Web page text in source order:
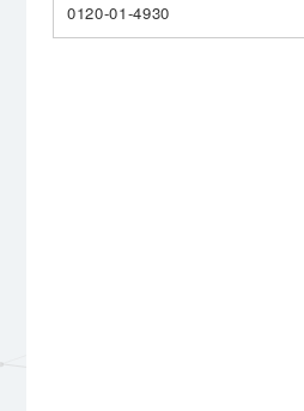
0120-01-4930